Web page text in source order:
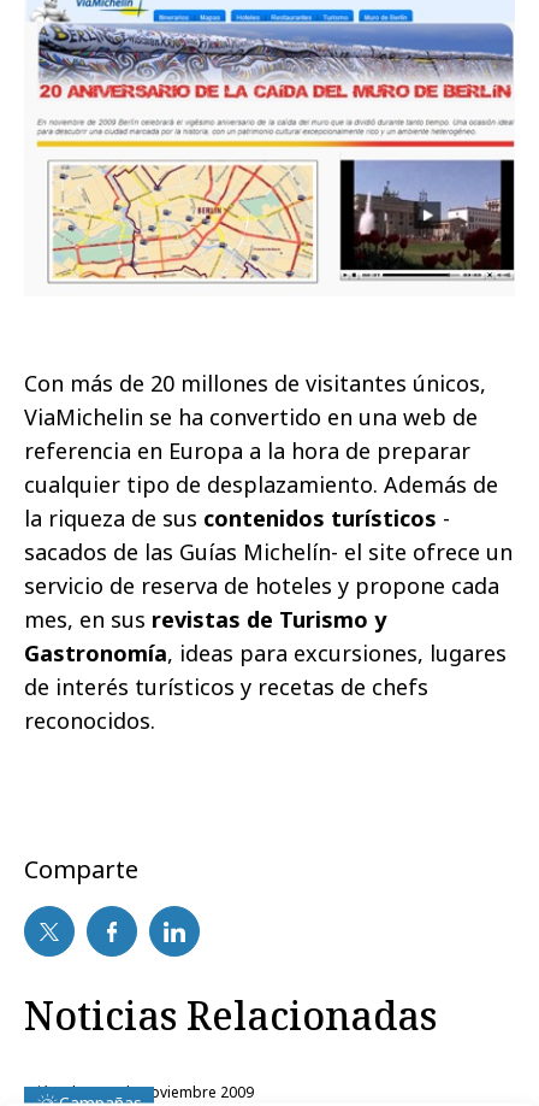
Con más de 20 millones de visitantes únicos,
ViaMichelin se ha convertido en una web de
referencia en Europa a la hora de preparar
cualquier tipo de desplazamiento. Además de
la riqueza de sus contenidos turísticos -
sacados de las Guías Michelín- el site ofrece un
servicio de reserva de hoteles y propone cada
mes, en sus revistas de Turismo y
Gastronomía, ideas para excursiones, lugares
de interés turísticos y recetas de chefs
reconocidos.
Comparte
Noticias Relacionadas
miércoles, 11 de noviembre 2009